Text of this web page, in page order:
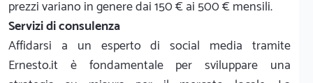
prezzi variano in genere dai 150 € ai 500 € mensili.
Servizi di consulenza
Affidarsi a un esperto di social media tramite
Ernesto.it è fondamentale per sviluppare una